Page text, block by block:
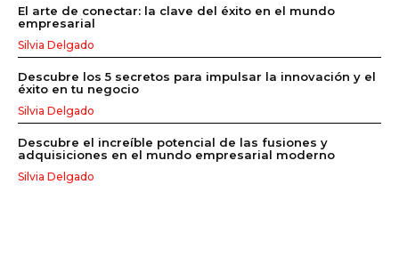
El arte de conectar: la clave del éxito en el mundo
empresarial
Silvia Delgado
Descubre los 5 secretos para impulsar la innovación y el
éxito en tu negocio
Silvia Delgado
Descubre el increíble potencial de las fusiones y
adquisiciones en el mundo empresarial moderno
Silvia Delgado